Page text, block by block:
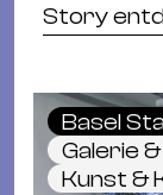
Story
Basel
Galerie
Kunst &